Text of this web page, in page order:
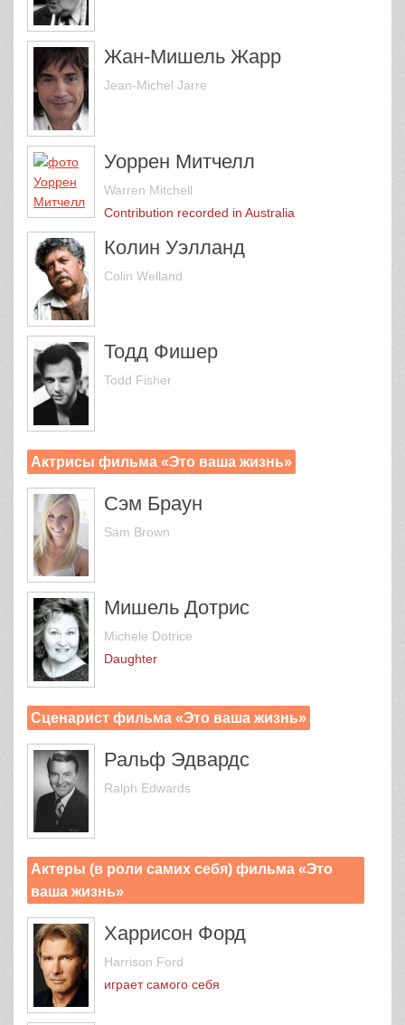
Жан-Мишель Жарр
Jean-Michel Jarre
Уоррен Митчелл
Warren Mitchell
Contribution recorded in Australia
Колин Уэлланд
Colin Welland
Тодд Фишер
Todd Fisher
Актрисы фильма «Это ваша жизнь»
Сэм Браун
Sam Brown
Мишель Дотрис
Michele Dotrice
Daughter
Сценарист фильма «Это ваша жизнь»
Ральф Эдвардс
Ralph Edwards
Актеры (в роли самих себя) фильма «Это
ваша жизнь»
Харрисон Форд
Harrison Ford
играет самого себя